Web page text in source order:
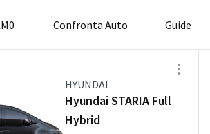
Confronta Auto Guide
HYUNDAI
Hyundai STARIA Full
Hybrid